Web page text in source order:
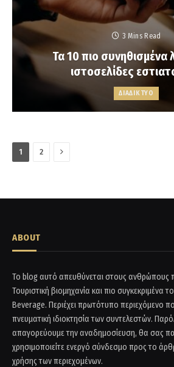
3 Mins Read
Τα 10 πιο συνηθισμένα
ιστοσελίδες
ΔΙΑΔΙΚΤΥΟ
1 2 Next
ABOUT
Το blog αυτό απευθύνεται στους ανθρώπους
Τουριστική βιομηχανία και πιο συγκεκριμένα
Beverage. Περιέχει πρωτότυπο περιεχόμενο
πνευματική ιδιοκτησία των συντελεστών.
απαγορεύουμε την αναδημοσίευση, θα σας
χρησιμοποιείτε ενεργό σύνδεσμο προς το
χρήσης των περιεχομένων.